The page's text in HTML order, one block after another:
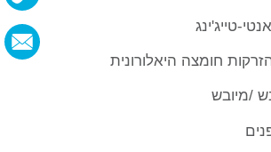
טייג'ינג
חומצה היאלורונית
/מיובש